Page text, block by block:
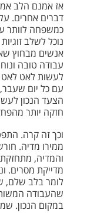
אז אמנם הלב
דברים אחרים.
כמשפחה לוותר
נוכל לשלב
אנשים מבחוץ
עבודה טובה
לעשות לאט לאט
עם כל יום שעבר,
הצעד הנכון
חזקה יותר
וכך זה קרה.
ממירו מדיה.
והמדיה,
מדייקת מסרים.
לומר בלב שלם,
שהעבודה
במקום הנכון.